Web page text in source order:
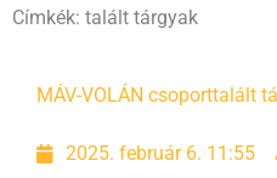
Címkék: talált tárgyak
MÁV-VOLÁN csoporttalált
2025. február 6. 11:55